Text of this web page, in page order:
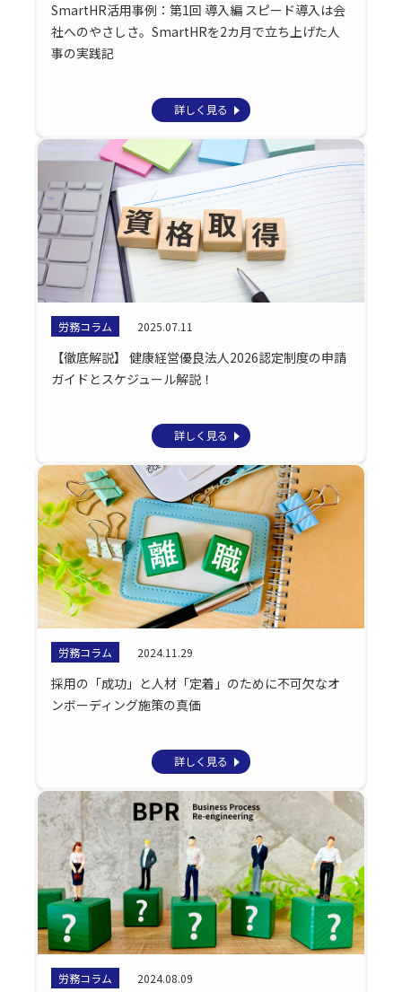
SmartHR活用事例：第1回 導入編 スピード導入は会
社へのやさしさ。SmartHRを2カ月で立ち上げた人
事の実践記
詳しく見る
労務コラム 2025.07.11
【徹底解説】 健康経営優良法人2026認定制度の申請
ガイドとスケジュール解説！
詳しく見る
労務コラム 2024.11.29
採用の「成功」と人材「定着」のために不可欠なオ
ンボーディング施策の真価
詳しく見る
労務コラム 2024.08.09